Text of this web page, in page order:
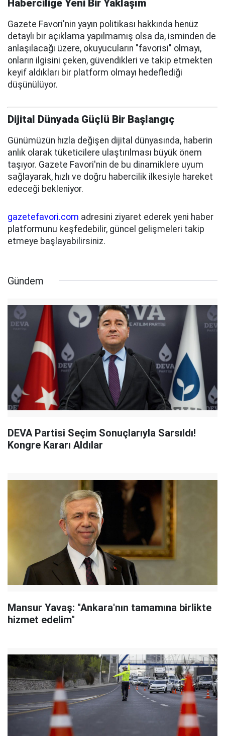
Haberciliğe Yeni Bir Yaklaşım
Gazete Favori'nin yayın politikası hakkında henüz
detaylı bir açıklama yapılmamış olsa da, isminden de
anlaşılacağı üzere, okuyucuların "favorisi" olmayı,
onların ilgisini çeken, güvendikleri ve takip etmekten
keyif aldıkları bir platform olmayı hedeflediği
düşünülüyor.
Dijital Dünyada Güçlü Bir Başlangıç
Günümüzün hızla değişen dijital dünyasında, haberin
anlık olarak tüketicilere ulaştırılması büyük önem
taşıyor. Gazete Favori'nin de bu dinamiklere uyum
sağlayarak, hızlı ve doğru habercilik ilkesiyle hareket
edeceği bekleniyor.
gazetefavori.com adresini ziyaret ederek yeni haber
platformunu keşfedebilir, güncel gelişmeleri takip
etmeye başlayabilirsiniz.
Gündem
DEVA Partisi Seçim Sonuçlarıyla Sarsıldı!
Kongre Kararı Aldılar
Mansur Yavaş: "Ankara'nın tamamına birlikte
hizmet edelim"